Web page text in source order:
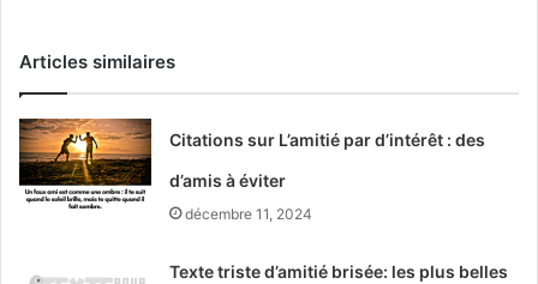
Articles similaires
Citations sur L’amitié par d’intérêt : des
d’amis à éviter
décembre 11, 2024
Texte triste d’amitié brisée: les plus belles